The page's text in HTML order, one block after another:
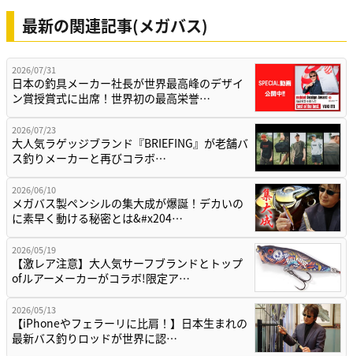
最新の関連記事(メガバス)
2026/07/31
日本の釣具メーカー社長が世界最高峰のデザイ
ン賞授賞式に出席！世界初の最高栄誉…
2026/07/23
大人気ラゲッジブランド『BRIEFING』が老舗バ
ス釣りメーカーと再びコラボ…
2026/06/10
メガバス製ペンシルの集大成が爆誕！デカいの
に素早く動ける秘密とは&#x204…
2026/05/19
【激レア注意】大人気サーフブランドとトップ
ofルアーメーカーがコラボ!限定ア…
2026/05/13
【iPhoneやフェラーリに比肩！】日本生まれの
最新バス釣りロッドが世界に認…